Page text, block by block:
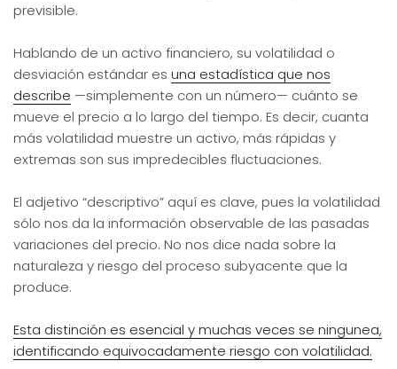
previsible.
Hablando de un activo financiero, su volatilidad o
desviación estándar es una estadística que nos
describe —simplemente con un número— cuánto se
mueve el precio a lo largo del tiempo. Es decir, cuanta
más volatilidad muestre un activo, más rápidas y
extremas son sus impredecibles fluctuaciones.
El adjetivo “descriptivo” aquí es clave, pues la volatilidad
sólo nos da la información observable de las pasadas
variaciones del precio. No nos dice nada sobre la
naturaleza y riesgo del proceso subyacente que la
produce.
Esta distinción es esencial y muchas veces se ningunea,
identificando equivocadamente riesgo con volatilidad.